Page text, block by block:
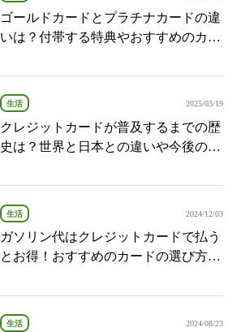
ゴールドカードとプラチナカードの違
いは？付帯する特典やおすすめのカー
生活 2025/03/19
クレジットカードが普及するまでの歴
史は？世界と日本との違いや今後の展
生活 2024/12/03
ガソリン代はクレジットカードで払う
とお得！おすすめのカードの選び方に
生活 2024/08/23